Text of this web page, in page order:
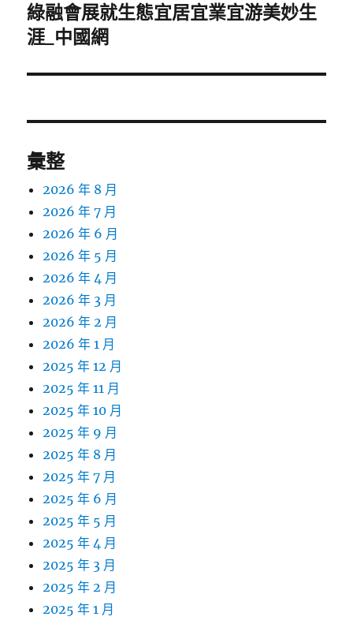
一
篇
章:
綠融會展就生態宜居宜業宜游美妙生
涯_中國網
彙整
2026 年 8 月
2026 年 7 月
2026 年 6 月
2026 年 5 月
2026 年 4 月
2026 年 3 月
2026 年 2 月
2026 年 1 月
2025 年 12 月
2025 年 11 月
2025 年 10 月
2025 年 9 月
2025 年 8 月
2025 年 7 月
2025 年 6 月
2025 年 5 月
2025 年 4 月
2025 年 3 月
2025 年 2 月
2025 年 1 月